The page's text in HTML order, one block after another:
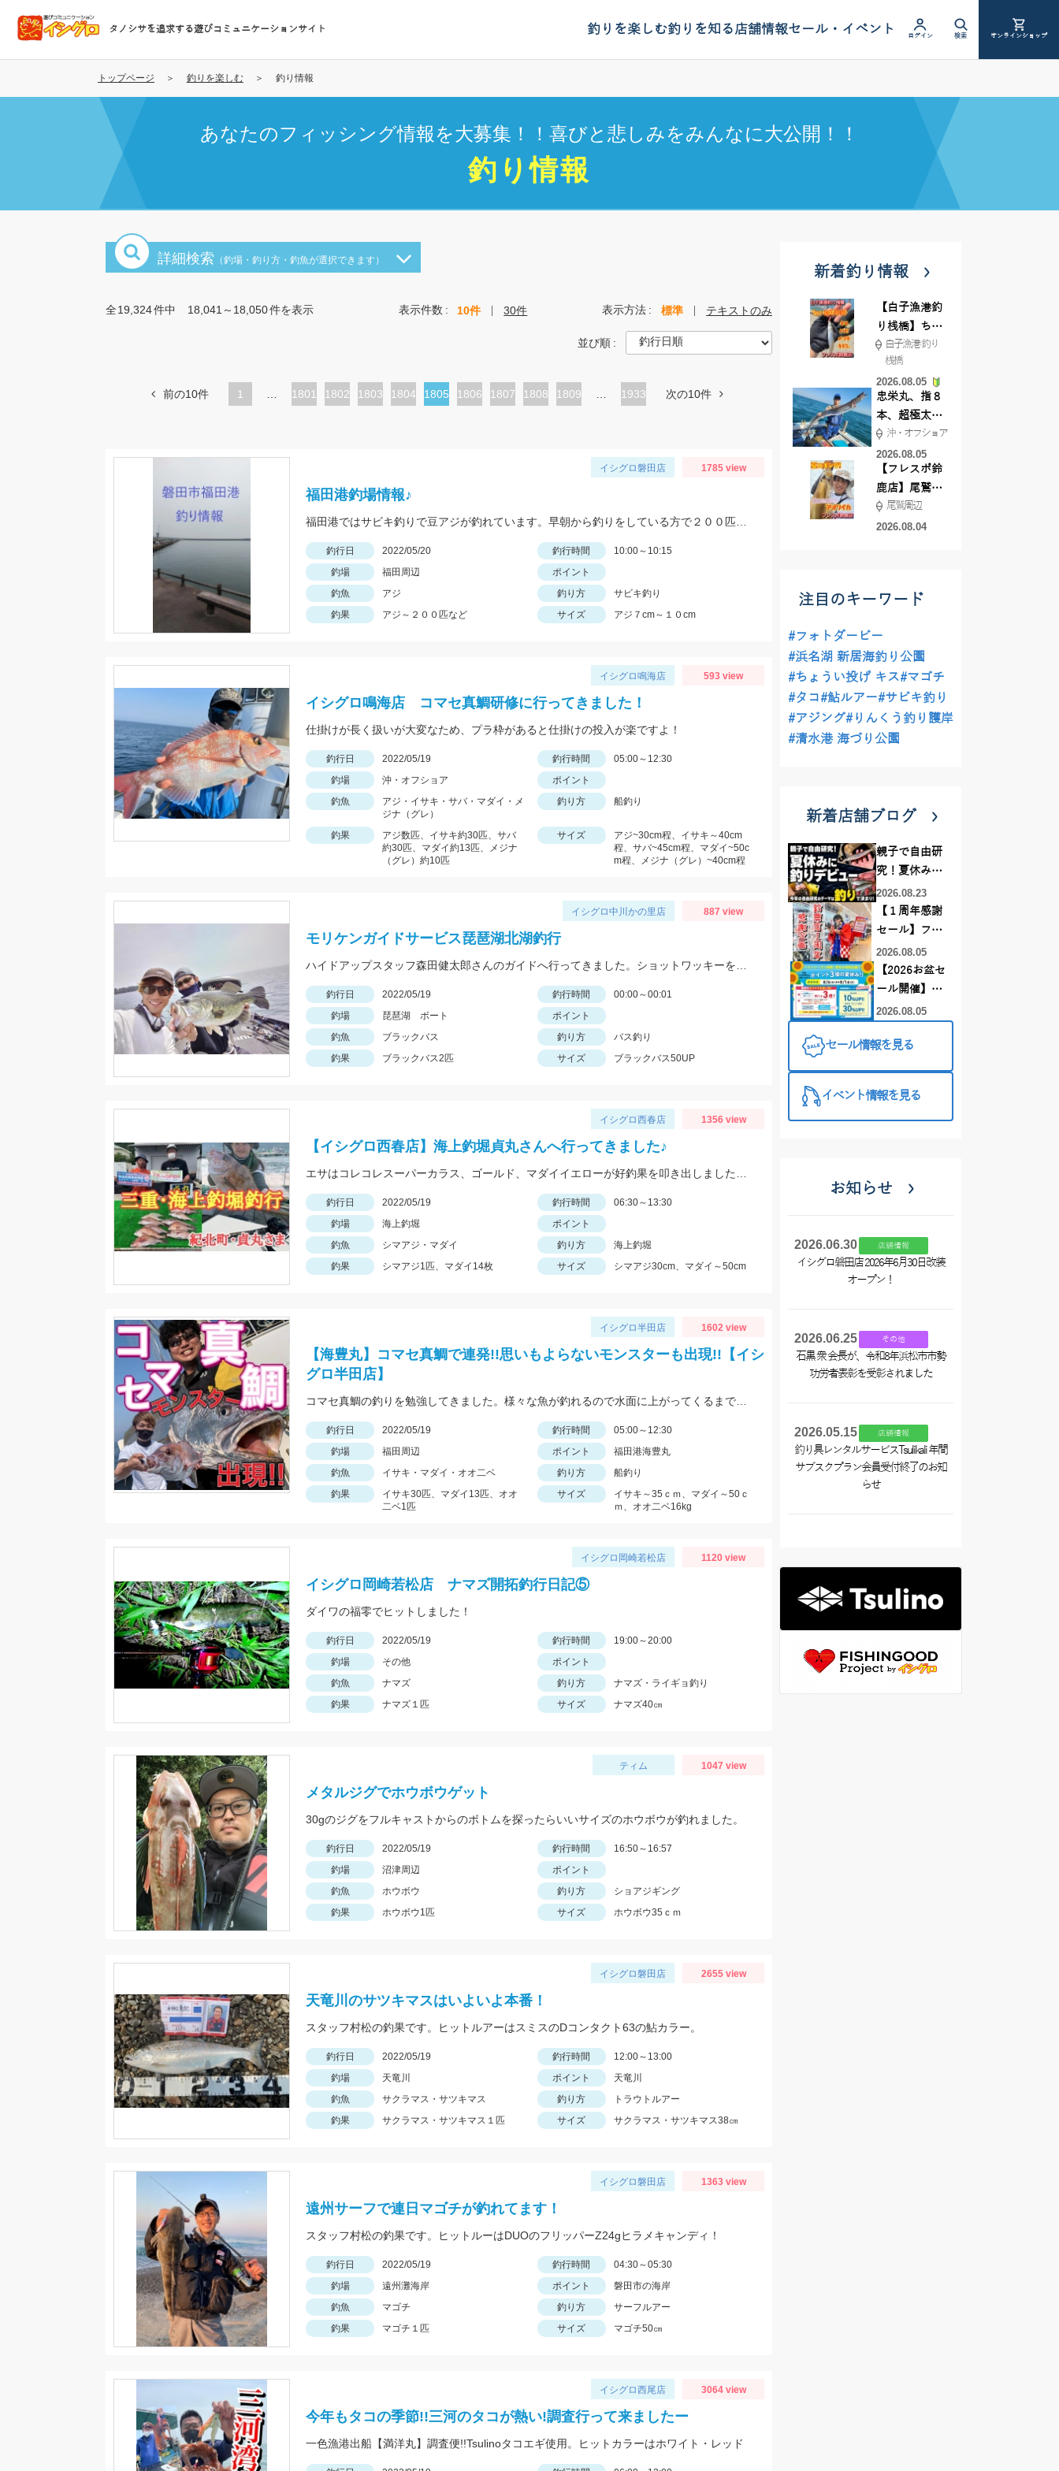
コ
テ
タノシサを追求する遊びコミュニケーションサイト 釣りを楽しむ釣りを知る店舗情報セール・イベント ログイン 検索 オンラインショップ
トップページ 釣りを楽しむ 釣り情報
あなたのフィッシング情報を大募集！！喜びと悲しみをみんなに大公開！！
釣り情報
詳細検索 （釣場・釣り方・釣魚が選択できます）
全19,324件中 18,041～18,050件を表示 表示件数 10件 30件 表示方法 標準 テキストのみ
並び順
前の10件 1
ペ
1801
ペ
1802
ペ
1803
ペ
1804
カ
1805
ペ
1806
ペ
1807
ペ
1808
ペ
1809 1933 次の10件
イシグロ磐田店 1785 view
福田港釣場情報♪
釣行日 2022/05/20 釣行時間
10:00～10:15
釣場
福田周辺
ポイント
釣魚
アジ 釣り方
サビキ釣り
釣果
アジ～２００匹など サイズ アジ７cm～１０cm
イシグロ鳴海店 593 view
イシグロ鳴海店 コマセ真鯛研修に行ってきました！
仕掛けが長く扱いが大変なため、プラ枠があると仕掛けの投入が楽ですよ！
釣行日 2022/05/19 釣行時間
05:00～12:30
釣場
沖・オフショア
ポイント
釣魚
アジ・イサキ・サバ・マダイ・メ
ジナ（グレ）
釣り方 船釣り
釣果
アジ数匹、イサキ約30匹、サバ
約30匹、マダイ約13匹、メジナ
（グレ）約10匹
サイズ
アジ~30cm程、イサキ～40cm
程、サバ~45cm程、マダイ~50c
m程、メジナ（グレ）~40cm程
イシグロ中川かの里店 887 view
モリケンガイドサービス琵琶湖北湖釣行
釣行日 2022/05/19 釣行時間
00:00～00:01
釣場
琵琶湖 ボート
ポイント
釣魚
ブラックバス 釣り方
バス釣り
釣果
ブラックバス2匹 サイズ ブラックバス50UP
イシグロ西春店 1356 view
【イシグロ西春店】海上釣堀貞丸さんへ行ってきました♪
釣行日 2022/05/19 釣行時間
06:30～13:30
釣場
海上釣堀
ポイント
釣魚
シマアジ・マダイ 釣り方
海上釣堀
釣果
シマアジ1匹、マダイ14枚 サイズ シマアジ30cm、マダイ～50cm
イシグロ半田店 1602 view
【海豊丸】コマセ真鯛で連発!!思いもよらないモンスターも出現!!【イシ
グロ半田店】
釣行日 2022/05/19 釣行時間
05:00～12:30
釣場
福田周辺 ポイント
福田港海豊丸
釣魚
イサキ・マダイ・オオ二ベ 釣り方
船釣り
釣果
イサキ30匹、マダイ13匹、オオ
二ベ1匹
サイズ
イサキ～35ｃｍ、マダイ～50ｃ
ｍ、オオ二ベ16kg
イシグロ岡崎若松店 1120 view
イシグロ岡崎若松店 ナマズ開拓釣行日記⑤
ダイワの福零でヒットしました！
釣行日 2022/05/19 釣行時間
19:00～20:00
釣場
その他
ポイント
釣魚
ナマズ 釣り方
ナマズ・ライギョ釣り
釣果
ナマズ１匹 サイズ ナマズ40㎝
ティム 1047 view
メタルジグでホウボウゲット
30gのジグをフルキャストからのボトムを探ったらいいサイズのホウボウが釣れました。
釣行日 2022/05/19 釣行時間
16:50～16:57
釣場
沼津周辺
ポイント
釣魚
ホウボウ 釣り方
ショアジギング
釣果
ホウボウ1匹 サイズ ホウボウ35ｃｍ
イシグロ磐田店 2655 view
天竜川のサツキマスはいよいよ本番！
スタッフ村松の釣果です。ヒットルアーはスミスのDコンタクト63の鮎カラー。
釣行日 2022/05/19 釣行時間
12:00～13:00
釣場
天竜川 ポイント
天竜川
釣魚
サクラマス・サツキマス 釣り方
トラウトルアー
釣果
サクラマス・サツキマス１匹 サイズ サクラマス・サツキマス38㎝
イシグロ磐田店 1363 view
遠州サーフで連日マゴチが釣れてます！
スタッフ村松の釣果です。ヒットルーはDUOのフリッパーZ24gヒラメキャンディ！
釣行日 2022/05/19 釣行時間
04:30～05:30
釣場
遠州灘海岸 ポイント
磐田市の海岸
釣魚
マゴチ 釣り方
サーフルアー
釣果
マゴチ１匹 サイズ マゴチ50㎝
イシグロ西尾店 3064 view
今年もタコの季節!!三河のタコが熱い!調査行って来ましたー
一色漁港出船【満洋丸】調査便!!Tsulinoタコエギ使用。ヒットカラーはホワイト・レッド
新着釣り情報
【白子漁港釣
り桟橋】ちょ
い投げ釣りが
絶好調!キスや
ハゼが簡単に
釣れますよ💛
白子漁港 釣り
桟橋
2026.08.05
忠栄丸、指８
本、超極太ド
ラゴン登場！
沖・オフショア
2026.08.05
【フレスポ鈴
鹿店】尾鷲方
面にて夏イカ
エギング!!
尾鷲周辺
2026.08.04
注目のキーワード
#フォトダービー
#浜名湖 新居海釣り公園
#ちょうい投げ キス#マゴチ
#タコ#鮎ルアー#サビキ釣り
#アジング#りんくう釣り護岸
#清水港 海づり公園
新着店舗ブログ
親子で自由研
究！夏休みに
釣りデビュー
2026.08.23
【１周年感謝
セール】フレ
スポ鈴鹿店！
オススメ竿 リ
ールをご紹介
❤買うなら今
がお得です！
2026.08.05
【2026お盆セ
ール開催】お
盆休みはイシ
寺店へ‼
2026.08.05
セール情報を見る
イベント情報を見る
お知らせ
2026.06.30 店舗情報
イシグロ磐田店 2026年6月30日改装
オープン！
2026.06.25 その他
石黒 衆 会長が、令和8年浜松市市勢
功労者表彰を受彰されました
2026.05.15 店舗情報
釣り具レンタルサービスTsulikali 年間
サブスクプラン会員受付終了のお知
らせ